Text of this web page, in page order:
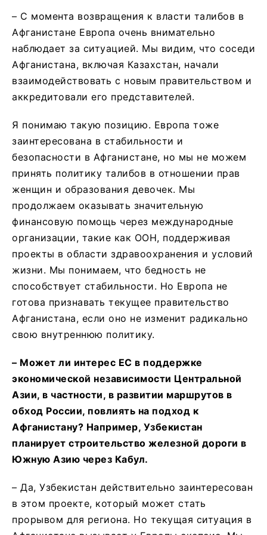
– С момента возвращения к власти талибов в
Афганистане Европа очень внимательно
наблюдает за ситуацией. Мы видим, что соседи
Афганистана, включая Казахстан, начали
взаимодействовать с новым правительством и
аккредитовали его представителей.
Я понимаю такую позицию. Европа тоже
заинтересована в стабильности и
безопасности в Афганистане, но мы не можем
принять политику талибов в отношении прав
женщин и образования девочек. Мы
продолжаем оказывать значительную
финансовую помощь через международные
организации, такие как ООН, поддерживая
проекты в области здравоохранения и условий
жизни. Мы понимаем, что бедность не
способствует стабильности. Но Европа не
готова признавать текущее правительство
Афганистана, если оно не изменит радикально
свою внутреннюю политику.
– Может ли интерес ЕС в поддержке
экономической независимости Центральной
Азии, в частности, в развитии маршрутов в
обход России, повлиять на подход к
Афганистану? Например, Узбекистан
планирует строительство железной дороги в
Южную Азию через Кабул.
– Да, Узбекистан действительно заинтересован
в этом проекте, который может стать
прорывом для региона. Но текущая ситуация в